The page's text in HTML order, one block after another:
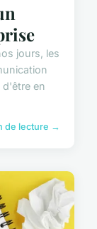
jours, les
d'être en
de lecture →